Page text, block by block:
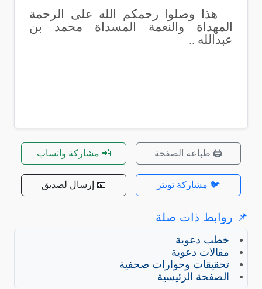
هذا وصلوا رحمكم الله على الرحمة
المهداة والنعمة المسداة محمد بن
عبدالله ..
🖨️ طباعة الصفحة 📲 مشاركة واتساب
🐦 مشاركة تويتر 📧 إرسال لصديق
📌 روابط ذات صلة
خطب دعوية
مقالات دعوية
تحقيقات وحوارات صحفية
الصفحة الرئيسية